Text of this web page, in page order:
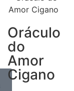
Oráculo
do
Amor
Cigano